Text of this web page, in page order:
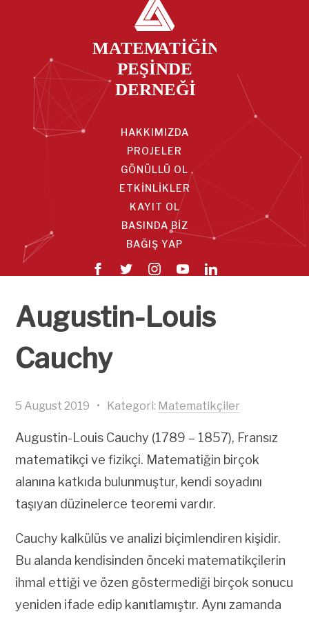
HAKKIMIZDA
PROJELER
GÖNÜLLÜ OL
ETKİNLİKLER
KAYIT OL
BASINDA BİZ
BAĞIŞ YAP
Augustin-Louis
Cauchy
5 August 2019 • Kategori: Matematikçiler
Augustin-Louis Cauchy (1789 – 1857), Fransız
matematikçi ve fizikçi. Matematiğin birçok
alanına katkıda bulunmuştur, kendi soyadını
taşıyan düzinelerce teoremi vardır.
Cauchy kalkülüs ve analizi biçimlendiren kişidir.
Bu alanda kendisinden önceki matematikçilerin
ihmal ettiği ve özen göstermediği birçok sonucu
yeniden ifade edip kanıtlamıştır. Aynı zamanda